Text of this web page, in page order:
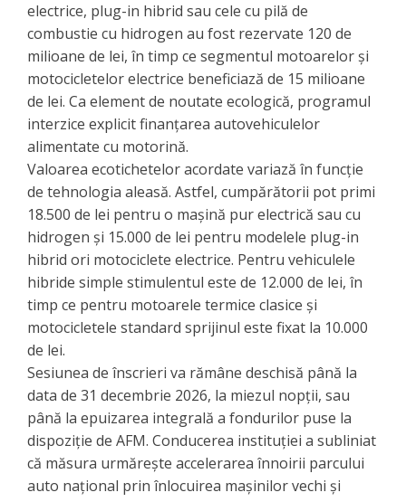
electrice, plug-in hibrid sau cele cu pilă de
combustie cu hidrogen au fost rezervate 120 de
milioane de lei, în timp ce segmentul motoarelor și
motocicletelor electrice beneficiază de 15 milioane
de lei. Ca element de noutate ecologică, programul
interzice explicit finanțarea autovehiculelor
alimentate cu motorină.
​Valoarea ecotichetelor acordate variază în funcție
de tehnologia aleasă. Astfel, cumpărătorii pot primi
18.500 de lei pentru o mașină pur electrică sau cu
hidrogen și 15.000 de lei pentru modelele plug-in
hibrid ori motociclete electrice. Pentru vehiculele
hibride simple stimulentul este de 12.000 de lei, în
timp ce pentru motoarele termice clasice și
motocicletele standard sprijinul este fixat la 10.000
de lei.
Sesiunea de înscrieri va rămâne deschisă până la
data de 31 decembrie 2026, la miezul nopții, sau
până la epuizarea integrală a fondurilor puse la
dispoziție de AFM. Conducerea instituției a subliniat
că măsura urmărește accelerarea înnoirii parcului
auto național prin înlocuirea mașinilor vechi și